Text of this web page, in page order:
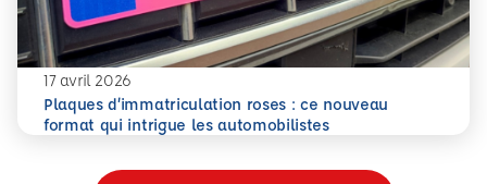
17 avril 2026
Plaques d’immatriculation roses : ce nouveau
format qui intrigue les automobilistes
En savoir plus
Plaques d’immatriculation roses : ce nouveau format